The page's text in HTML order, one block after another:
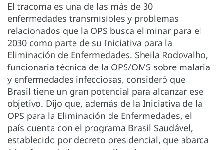
El tracoma es una de las más de 30
enfermedades transmisibles y problemas
relacionados que la OPS busca eliminar para el
2030 como parte de su Iniciativa para la
Eliminación de Enfermedades. Sheila Rodovalho,
funcionaria técnica de la OPS/OMS sobre malaria
y enfermedades infecciosas, consideró que
Brasil tiene un gran potencial para alcanzar ese
objetivo. Dijo que, además de la Iniciativa de la
OPS para la Eliminación de Enfermedades, el
país cuenta con el programa Brasil Saudável,
establecido por decreto presidencial, que abarca